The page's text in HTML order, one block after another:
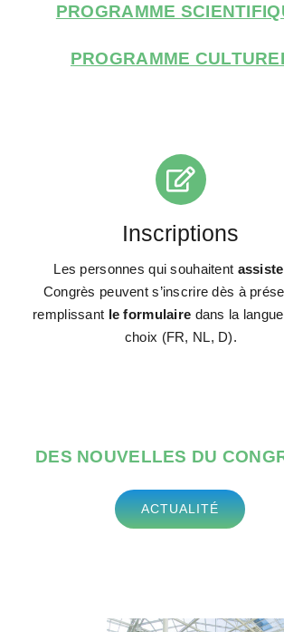
PROGRAMME
PROGRAMME
Inscriptions
Les personnes qui souhaitent
Congrès peuvent s’inscrire dès à
remplissant le formulaire dans la
choix (FR, NL, D).
DES NOUVELLES DU
ACTUALITÉ